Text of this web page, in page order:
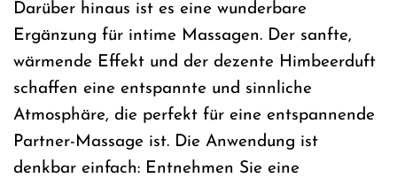
Darüber hinaus ist es eine wunderbare
Ergänzung für intime Massagen. Der sanfte,
wärmende Effekt und der dezente Himbeerduft
schaffen eine entspannte und sinnliche
Atmosphäre, die perfekt für eine entspannende
Partner-Massage ist. Die Anwendung ist
denkbar einfach: Entnehmen Sie eine